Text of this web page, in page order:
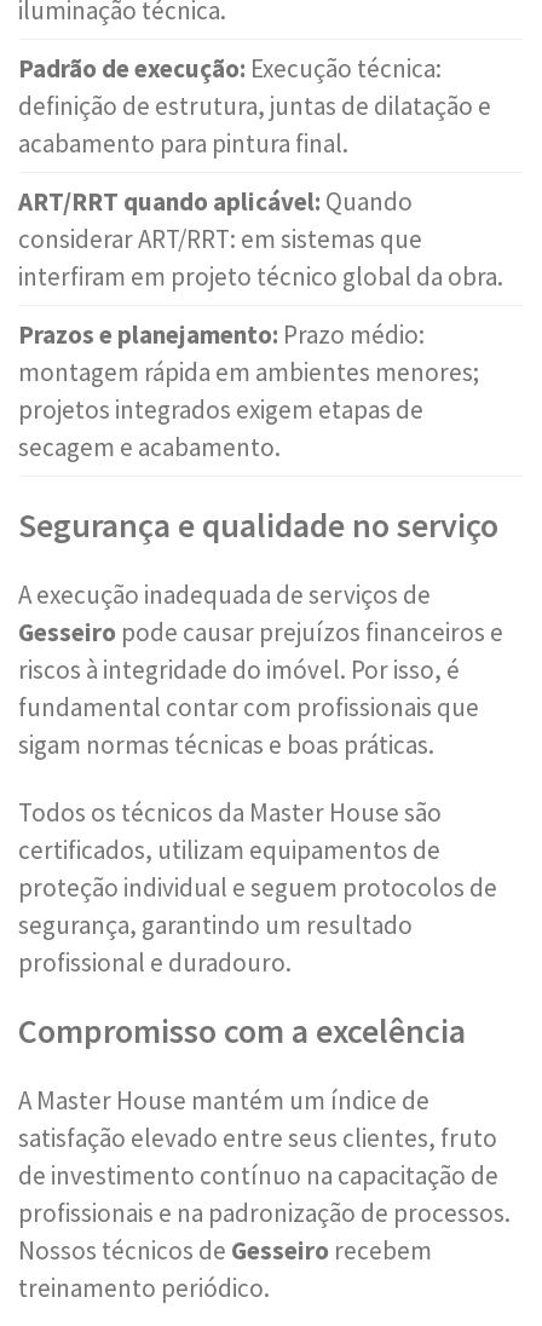
iluminação técnica.
Padrão de execução: Execução técnica:
definição de estrutura, juntas de dilatação e
acabamento para pintura final.
ART/RRT quando aplicável: Quando
considerar ART/RRT: em sistemas que
interfiram em projeto técnico global da obra.
Prazos e planejamento: Prazo médio:
montagem rápida em ambientes menores;
projetos integrados exigem etapas de
secagem e acabamento.
Segurança e qualidade no serviço
A execução inadequada de serviços de
Gesseiro pode causar prejuízos financeiros e
riscos à integridade do imóvel. Por isso, é
fundamental contar com profissionais que
sigam normas técnicas e boas práticas.
Todos os técnicos da Master House são
certificados, utilizam equipamentos de
proteção individual e seguem protocolos de
segurança, garantindo um resultado
profissional e duradouro.
Compromisso com a excelência
A Master House mantém um índice de
satisfação elevado entre seus clientes, fruto
de investimento contínuo na capacitação de
profissionais e na padronização de processos.
Nossos técnicos de Gesseiro recebem
treinamento periódico.